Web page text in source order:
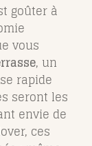
goûter à
vous
, un
rapide
seront les
envie de
ces